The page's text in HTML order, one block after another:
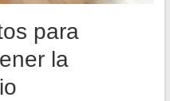
para
la